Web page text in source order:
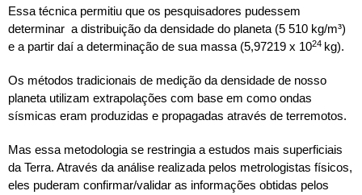
Essa técnica permitiu que os pesquisadores pudessem
determinar a distribuição da densidade do planeta (5 510 kg/m³)
e a partir daí a determinação de sua massa (5,97219 x 1024 kg).
Os métodos tradicionais de medição da densidade de nosso
planeta utilizam extrapolações com base em como ondas
sísmicas eram produzidas e propagadas através de terremotos.
Mas essa metodologia se restringia a estudos mais superficiais
da Terra. Através da análise realizada pelos metrologistas físicos,
eles puderam confirmar/validar as informações obtidas pelos